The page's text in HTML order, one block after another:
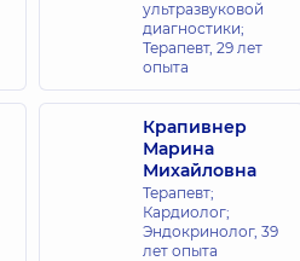
ультразвуковой
диагностики;
Терапевт, 29 лет
опыта
Крапивнер
Марина
Михайловна
Терапевт;
Кардиолог;
Эндокринолог, 39
лет опыта